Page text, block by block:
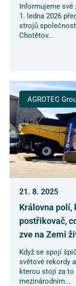
Informujeme své
1. ledna 2026
strojů
Chotětov...
AGROTEC
21. 8. 2025
Královna
postřikovač,
zve na Zemi
Když se spojí
světové rekordy
kterou stojí za to
mezinárodním...